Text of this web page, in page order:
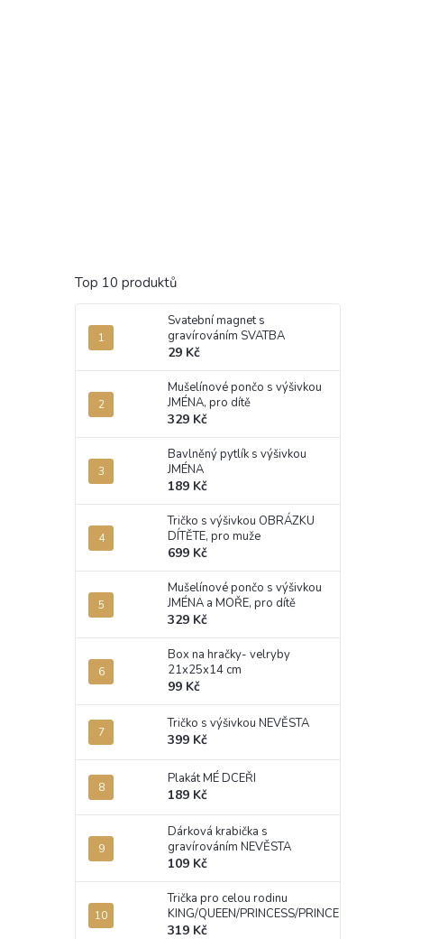
Top 10 produktů
Svatební magnet s
gravírováním SVATBA
29 Kč
Mušelínové pončo s výšivkou
JMÉNA, pro dítě
329 Kč
Bavlněný pytlík s výšivkou
JMÉNA
189 Kč
Tričko s výšivkou OBRÁZKU
DÍTĚTE, pro muže
699 Kč
Mušelínové pončo s výšivkou
JMÉNA a MOŘE, pro dítě
329 Kč
Box na hračky- velryby
21x25x14 cm
99 Kč
Tričko s výšivkou NEVĚSTA
399 Kč
Plakát MÉ DCEŘI
189 Kč
Dárková krabička s
gravírováním NEVĚSTA
109 Kč
Trička pro celou rodinu
KING/QUEEN/PRINCESS/PRINCE
319 Kč